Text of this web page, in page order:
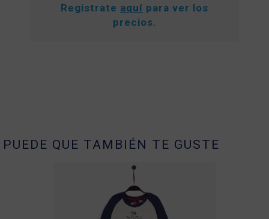
Registrate aquí para ver los
precios.
PUEDE QUE TAMBIÉN TE GUSTE